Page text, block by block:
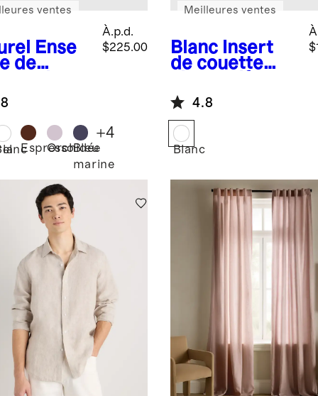
Ense
de
en lin
et
À.p.d.
$225.00
ventes
EspressoOrchidée
Bleu
marine
+4
Blanc Insert
de couette
Premium
Down
Meilleures ventes
4.8
Blanc